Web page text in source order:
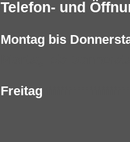
Telefon- und
Montag bis
Freitag